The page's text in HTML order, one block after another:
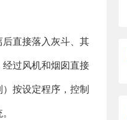
直接落入灰斗、其
过风机和烟囱直接
按设定程序，控制